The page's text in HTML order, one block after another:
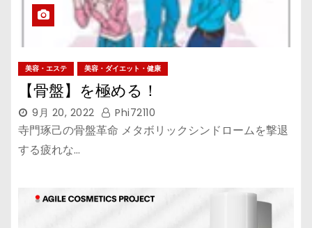
美容・エステ 美容・ダイエット・健康
【骨盤】を極める！
9月 20, 2022 Phi72110
寺門琢己の骨盤革命 メタボリックシンドロームを撃退
する疲れな…